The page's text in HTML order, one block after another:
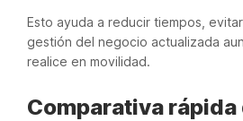
Esto ayuda a reducir tiempos,
gestión del negocio actualizada
realice en movilidad.
Comparativa rápida